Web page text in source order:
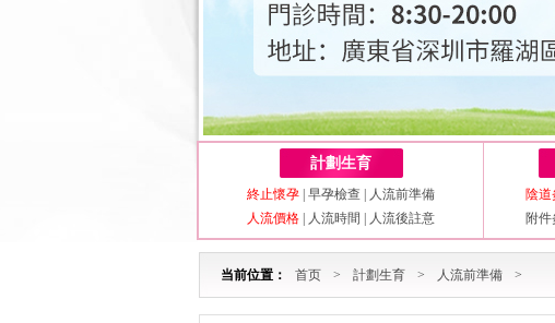
計劃生育
終止懷孕 早孕檢查
人流前準備
人流價格
人流時間 人流後註意
陰道
附件
当前位置： 首页 > 計劃生育 > 人流前準備 >